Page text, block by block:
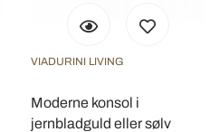
VIADURINI LIVING
Moderne konsol i
jernbladguld eller sølv